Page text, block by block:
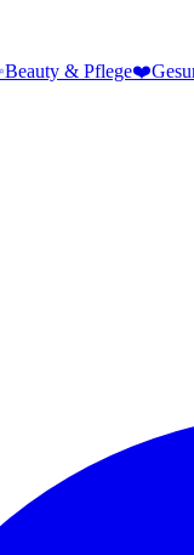
Beauty & Pflege❤️